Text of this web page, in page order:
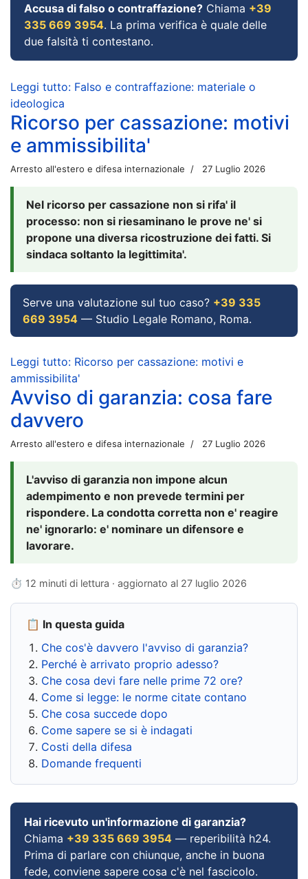
Accusa di falso o contraffazione? Chiama +39
335 669 3954. La prima verifica è quale delle
due falsità ti contestano.
Leggi tutto: Falso e contraffazione: materiale o
ideologica
Ricorso per cassazione: motivi
e ammissibilita'
Arresto all'estero e difesa internazionale 27 Luglio 2026
Nel ricorso per cassazione non si rifa' il
processo: non si riesaminano le prove ne' si
propone una diversa ricostruzione dei fatti. Si
sindaca soltanto la legittimita'.
Serve una valutazione sul tuo caso? +39 335
669 3954 — Studio Legale Romano, Roma.
Leggi tutto: Ricorso per cassazione: motivi e
ammissibilita'
Avviso di garanzia: cosa fare
davvero
Arresto all'estero e difesa internazionale 27 Luglio 2026
L'avviso di garanzia non impone alcun
adempimento e non prevede termini per
rispondere. La condotta corretta non e' reagire
ne' ignorarlo: e' nominare un difensore e
lavorare.
⏱ 12 minuti di lettura · aggiornato al 27 luglio 2026
📋 In questa guida
Che cos'è davvero l'avviso di garanzia?
Perché è arrivato proprio adesso?
Che cosa devi fare nelle prime 72 ore?
Come si legge: le norme citate contano
Che cosa succede dopo
Come sapere se si è indagati
Costi della difesa
Domande frequenti
Hai ricevuto un'informazione di garanzia?
Chiama +39 335 669 3954 — reperibilità h24.
Prima di parlare con chiunque, anche in buona
fede, conviene sapere cosa c'è nel fascicolo.